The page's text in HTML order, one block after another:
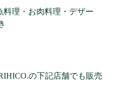
理・お肉料理・デザー
の下記店舗でも販売